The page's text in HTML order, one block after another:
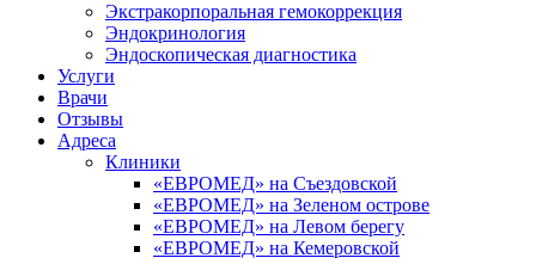
Экстракорпоральная гемокоррекция
Эндокринология
Эндоскопическая диагностика
Услуги
Врачи
Отзывы
Адреса
Клиники
«ЕВРОМЕД» на Съездовской
«ЕВРОМЕД» на Зеленом острове
«ЕВРОМЕД» на Левом берегу
«ЕВРОМЕД» на Кемеровской